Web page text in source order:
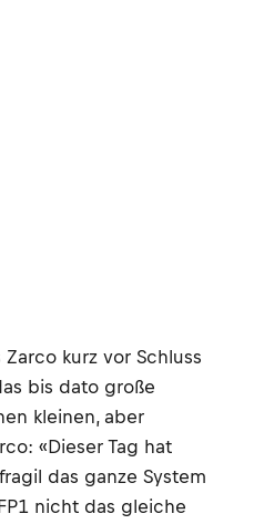
kurz vor Schluss
bis dato große
kleinen, aber
«Dieser Tag hat
das ganze System
nicht das gleiche